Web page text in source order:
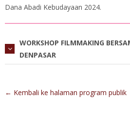
Dana Abadi Kebudayaan 2024.
WORKSHOP FILMMAKING
DENPASAR
← Kembali ke halaman program publik